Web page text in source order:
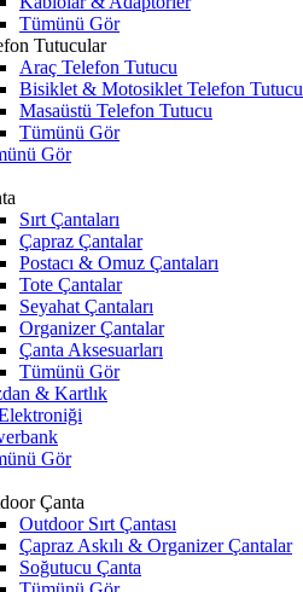
Tümünü Gör
Tutucular
Araç Telefon Tutucu
Bisiklet & Motosiklet Telefon Tutucu
Masaüstü Telefon Tutucu
Tümünü Gör
Gör
Sırt Çantaları
Çapraz Çantalar
Postacı & Omuz Çantaları
Tote Çantalar
Seyahat Çantaları
Organizer Çantalar
Çanta Aksesuarları
Tümünü Gör
& Kartlık
Gör
Çanta
Outdoor Sırt Çantası
Çapraz Askılı & Organizer Çantalar
Soğutucu Çanta